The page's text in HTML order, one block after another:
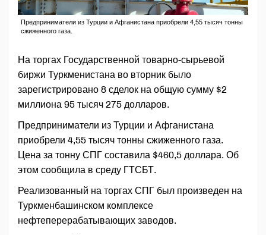
Предприниматели из Турции и Афганистана приобрели 4,55 тысяч тонны
сжиженного газа.
На торгах Государственной товарно-сырьевой
биржи Туркменистана во вторник было
зарегистрировано 8 сделок на общую сумму $2
миллиона 95 тысяч 275 долларов.
Предприниматели из Турции и Афганистана
приобрели 4,55 тысяч тонны сжиженного газа.
Цена за тонну СПГ составила $460,5 доллара. Об
этом сообщила в среду ГТСБТ.
Реализованный на торгах СПГ был произведен на
Туркменбашинском комплексе
нефтеперерабатывающих заводов.